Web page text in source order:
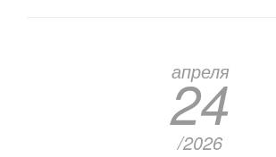
апреля
24
/2026